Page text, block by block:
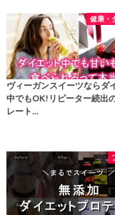
健康・
ヴィーガンスイーツならダ
中でもOK!リピーター続出
レート…